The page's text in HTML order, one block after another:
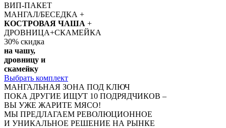
ВИП-ПАКЕТ
МАНГАЛ/БЕСЕДКА +
КОСТРОВАЯ ЧАША +
ДРОВНИЦА+СКАМЕЙКА
30% скидка
на чашу,
дровницу и
скамейку
Выбрать комплект
МАНГАЛЬНАЯ ЗОНА ПОД КЛЮЧ
ПОКА ДРУГИЕ ИЩУТ 10 ПОДРЯДЧИКОВ –
ВЫ УЖЕ ЖАРИТЕ МЯСО!
МЫ ПРЕДЛАГАЕМ РЕВОЛЮЦИОННОЕ
И УНИКАЛЬНОЕ РЕШЕНИЕ НА РЫНКЕ